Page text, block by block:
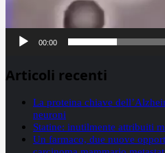
00:00
Articoli recenti
La proteina chiave
neuroni
Statine: inutilmente attribuiti
Un farmaco, due nuove